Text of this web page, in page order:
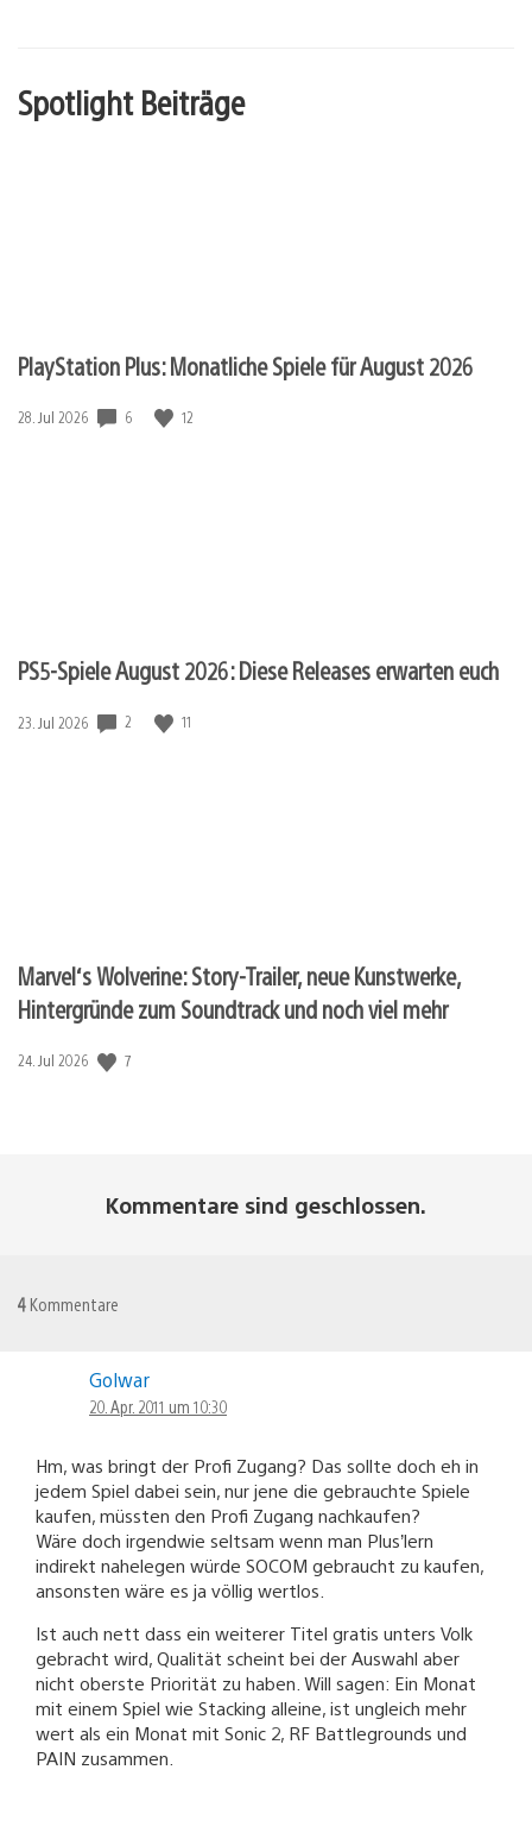
Spotlight Beiträge
PlayStation Plus: Monatliche Spiele für August 2026
Veröffentlichungsdatum:
28. Jul 2026 6 12
PS5-Spiele August 2026: Diese Releases erwarten euch
Veröffentlichungsdatum:
23. Jul 2026 2 11
Marvel‘s Wolverine: Story-Trailer, neue Kunstwerke,
Hintergründe zum Soundtrack und noch viel mehr
Veröffentlichungsdatum:
24. Jul 2026 7
Kommentare sind geschlossen.
4 Kommentare
Golwar
20. Apr. 2011 um 10:30
Hm, was bringt der Profi Zugang? Das sollte doch eh in
jedem Spiel dabei sein, nur jene die gebrauchte Spiele
kaufen, müssten den Profi Zugang nachkaufen?
Wäre doch irgendwie seltsam wenn man Plus’lern
indirekt nahelegen würde SOCOM gebraucht zu kaufen,
ansonsten wäre es ja völlig wertlos.
Ist auch nett dass ein weiterer Titel gratis unters Volk
gebracht wird, Qualität scheint bei der Auswahl aber
nicht oberste Priorität zu haben. Will sagen: Ein Monat
mit einem Spiel wie Stacking alleine, ist ungleich mehr
wert als ein Monat mit Sonic 2, RF Battlegrounds und
PAIN zusammen.